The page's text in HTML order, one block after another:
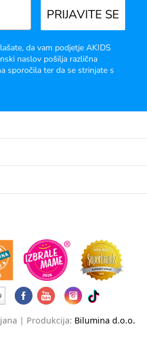
PRIJAVITE SE
da vam podjetje AKIDS
naslov pošilja različna
sporočila ter da se strinjate s
| Produkcija: Bilumina d.o.o.